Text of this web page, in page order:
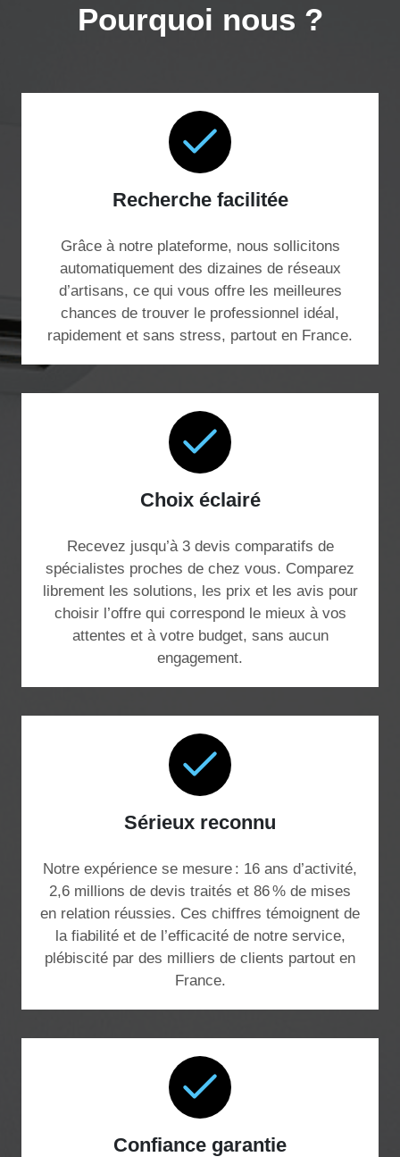
Pourquoi nous ?
Recherche facilitée
Grâce à notre plateforme, nous sollicitons
automatiquement des dizaines de réseaux
d’artisans, ce qui vous offre les meilleures
chances de trouver le professionnel idéal,
rapidement et sans stress, partout en France.
Choix éclairé
Recevez jusqu’à 3 devis comparatifs de
spécialistes proches de chez vous. Comparez
librement les solutions, les prix et les avis pour
choisir l’offre qui correspond le mieux à vos
attentes et à votre budget, sans aucun
engagement.
Sérieux reconnu
Notre expérience se mesure : 16 ans d’activité,
2,6 millions de devis traités et 86 % de mises
en relation réussies. Ces chiffres témoignent de
la fiabilité et de l’efficacité de notre service,
plébiscité par des milliers de clients partout en
France.
Confiance garantie